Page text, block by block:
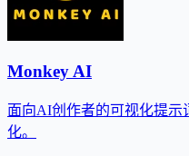
Monkey AI
面向AI创作者的可视化提示
化。